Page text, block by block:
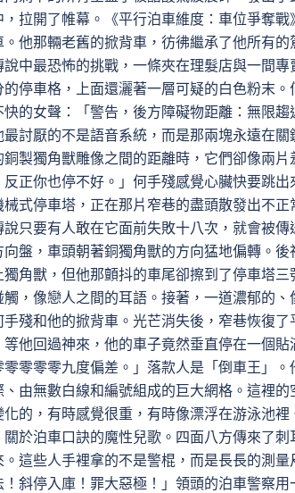
拉開了帷幕。《平行泊車維度：車位爭奪
他那輛老舊的掀背車，彷彿繼承了他所有
中最恐怖的挑戰，一條夾在理髮店與一間
停車格，上面還灑著一層可疑的白色粉末
的女聲：「警告，後方障礙物距離：無限
討厭的不是語音系統，而是那兩塊永遠在
製獨角獸雕像之間的距離時，它們卻像兩
反正你也停不好。」何手殘感覺心臟快要跳
式停車塔，正在那片窄巷的盡頭散發出不
只要有人敢在它面前失敗十八次，就會被
盤，車頭朝著銅獨角獸的方向猛地偏轉。後
角獸，但他那顫抖的車尾卻擦到了停車塔
，像戀人之間的耳語。接著，一道濃郁的
殘和他的掀背車。光芒消失後，窄巷恢復
他回過神來，他的車子竟然垂直停在一個
零零零九度偏差。」落款人是「倒車王」
由無數白線和編號組成的巨大網格。這裡
的，有時感覺很重，有時像漂浮在游泳池
於泊車口訣的魔性兒歌。四面八方傳來了
這些人手裡拿的不是警棍，而是長長的測
斜停入庫！罪大惡極！」領頭的泊車警察用